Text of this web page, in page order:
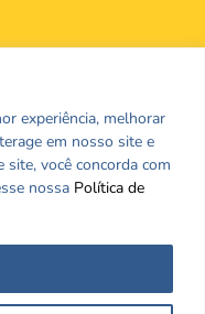
experiência, melhorar
em nosso site e
você concorda com
nossa Política de
MS. Copyrigth ©2026